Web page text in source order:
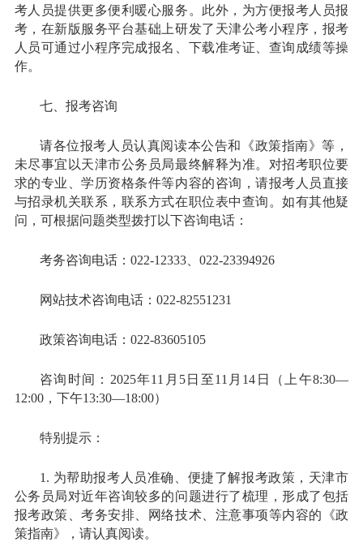
考人员提供更多便利暖心服务。此外，为方便报考人员报
考，在新版服务平台基础上研发了天津公考小程序，报考
人员可通过小程序完成报名、下载准考证、查询成绩等操
作。
七、报考咨询
请各位报考人员认真阅读本公告和《政策指南》等，
未尽事宜以天津市公务员局最终解释为准。对招考职位要
求的专业、学历资格条件等内容的咨询，请报考人员直接
与招录机关联系，联系方式在职位表中查询。如有其他疑
问，可根据问题类型拨打以下咨询电话：
考务咨询电话：022-12333、022-23394926
网站技术咨询电话：022-82551231
政策咨询电话：022-83605105
咨询时间：2025年11月5日至11月14日（上午8:30—
12:00，下午13:30—18:00）
特别提示：
1. 为帮助报考人员准确、便捷了解报考政策，天津市
公务员局对近年咨询较多的问题进行了梳理，形成了包括
报考政策、考务安排、网络技术、注意事项等内容的《政
策指南》，请认真阅读。